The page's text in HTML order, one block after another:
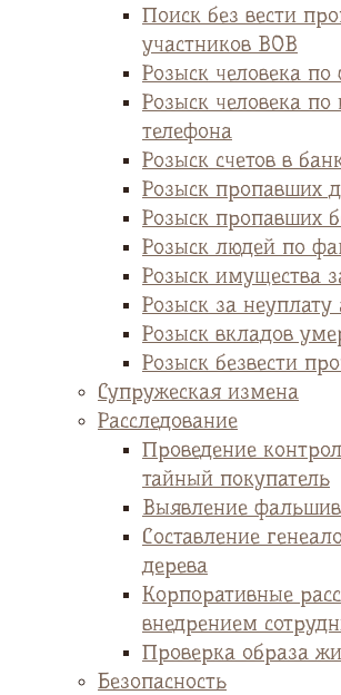
Поиск без вести
участников ВОВ
Розыск человека
Розыск человека
телефона
Розыск счетов в
Розыск пропавших
Розыск пропавших
Розыск людей по
Розыск имущества
Розыск за
Розыск вкладов
Розыск безвести
Супружеская измена
Расследование
Проведение
тайный покупатель
Выявление
Cоставление
дерева
Корпоративные
внедрением
Проверка образа
Безопасность